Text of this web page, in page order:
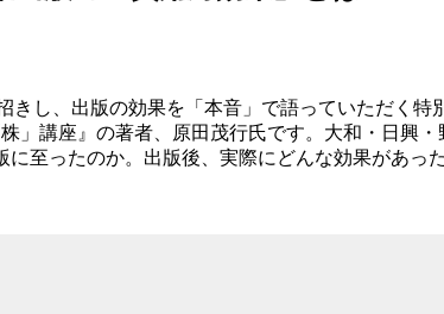
し、出版の効果を「本音」で語っていただく特
」講座』の著者、原田茂行氏です。大和・日興
至ったのか。出版後、実際にどんな効果があっ